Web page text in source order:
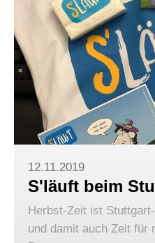
12.11.2019
S'läuft beim
Herbst-Zeit ist
und damit auch Zeit für